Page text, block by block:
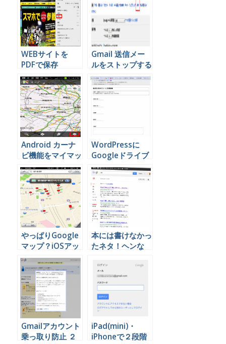
WEBサイトを
PDFで保存
Googleドライブ
Gmail 送信メー
ルをストップする
Android カーナ
ビ機能をマイマッ
プと連動して使う
とこんなに便利！
WordPressに
Googleドライブ
で作った申込フォ
ームを掲載する
やっぱりGoogle
マップ？iOSアッ
プデートで地図が
使えなくなったと
困っているなら。
本には書けなかっ
たネタ！ヘンな
で画面がえらいこ
とに！
Gmailアカウント
乗っ取り防止 ２
iPad(mini)・
iPhoneで２段階